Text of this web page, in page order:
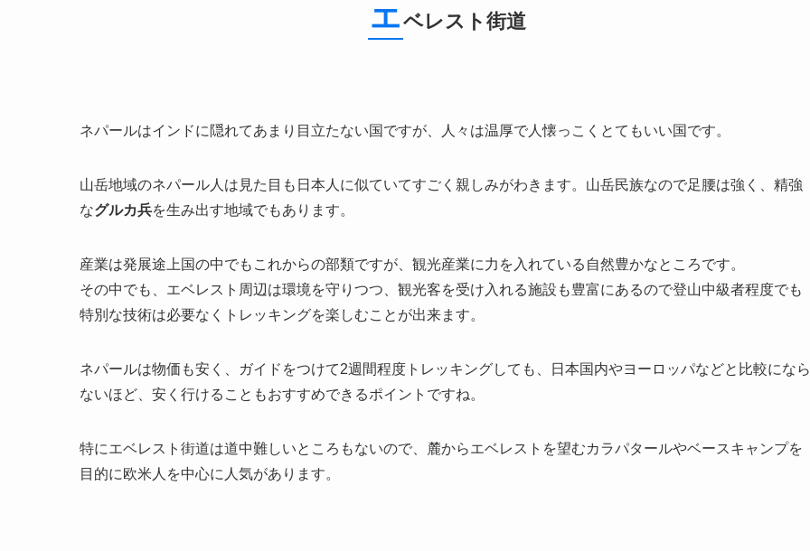
エベレスト街道
ネパールはインドに隠れてあまり目立たない国ですが、人々は温厚で人懐っこくとてもいい国です。
山岳地域のネパール人は見た目も日本人に似ていてすごく親しみがわきます。山岳民族なので足腰は強く、精強
なグルカ兵を生み出す地域でもあります。
産業は発展途上国の中でもこれからの部類ですが、観光産業に力を入れている自然豊かなところです。
その中でも、エベレスト周辺は環境を守りつつ、観光客を受け入れる施設も豊富にあるので登山中級者程度でも
特別な技術は必要なくトレッキングを楽しむことが出来ます。
ネパールは物価も安く、ガイドをつけて2週間程度トレッキングしても、日本国内やヨーロッパなどと比較になら
ないほど、安く行けることもおすすめできるポイントですね。
特にエベレスト街道は道中難しいところもないので、麓からエベレストを望むカラパタールやベースキャンプを
目的に欧米人を中心に人気があります。